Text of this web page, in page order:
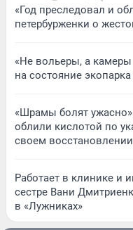
«Год преследовал и
петербурженки о
«Не вольеры, а
на состояние
«Шрамы болят
облили кислотой по
своем восстановлении
Работает в клинике и
сестре Вани
в «Лужниках»